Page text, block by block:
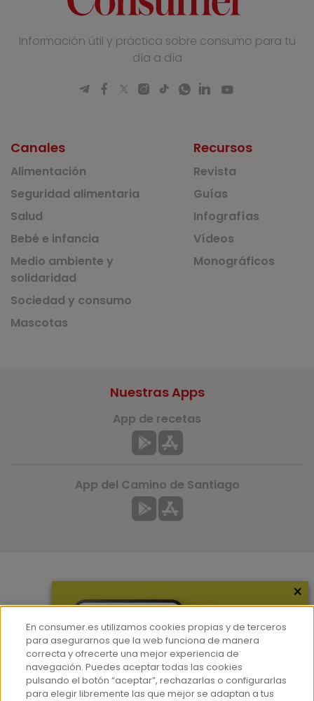
Información útil y práctica sobre consumo para tu
día a día
Canales
Alimentación
Seguridad alimentaria
Salud
Bebé e infancia
Medio ambiente y
solidaridad
Sociedad y consumo
Mascotas
Recursos
Revista
Guías
Infografías
Vídeos
Monográficos
Hemeroteca
Contacto
Prensa
Nuestras Apps
App de recetas
App del Camino de Santiago
×
En consumer.es utilizamos cookies propias y de terceros
para asegurarnos que la web funciona de manera
correcta y ofrecerte una mejor experiencia de
navegación. Puedes aceptar todas las cookies
pulsando el botón “aceptar”, rechazarlas o configurarlas
para elegir libremente las que mejor se adaptan a tus